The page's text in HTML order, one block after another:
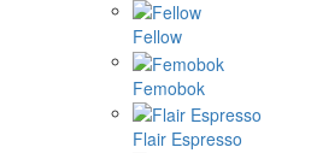
Fellow
Femobok
Flair Espresso